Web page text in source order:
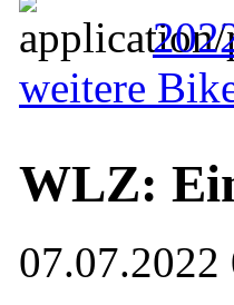
weitere
WLZ:
07.07.2022